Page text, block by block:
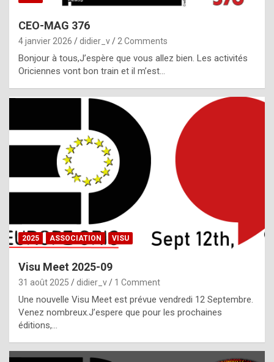
p
e
c
i
l
,
g
h
t
f
CEO-MAG 376
4 janvier 2026 didier_v 2 Comments
Bonjour à tous,J’espère que vous allez bien. Les activités
Oriciennes vont bon train et il m’est…
2025 ASSOCIATION VISU
Visu Meet 2025-09
31 août 2025 didier_v 1 Comment
Une nouvelle Visu Meet est prévue vendredi 12 Septembre.
Venez nombreux.J’espere que pour les prochaines
éditions,…